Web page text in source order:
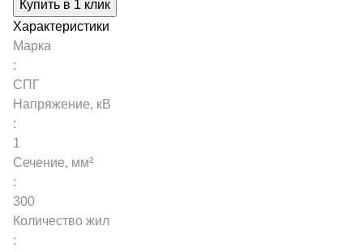
Купить в 1 клик
Характеристики
Марка
:
СПГ
Напряжение, кВ
:
1
Сечение, мм²
:
300
Количество жил
: